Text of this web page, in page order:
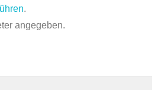
.
angegeben.